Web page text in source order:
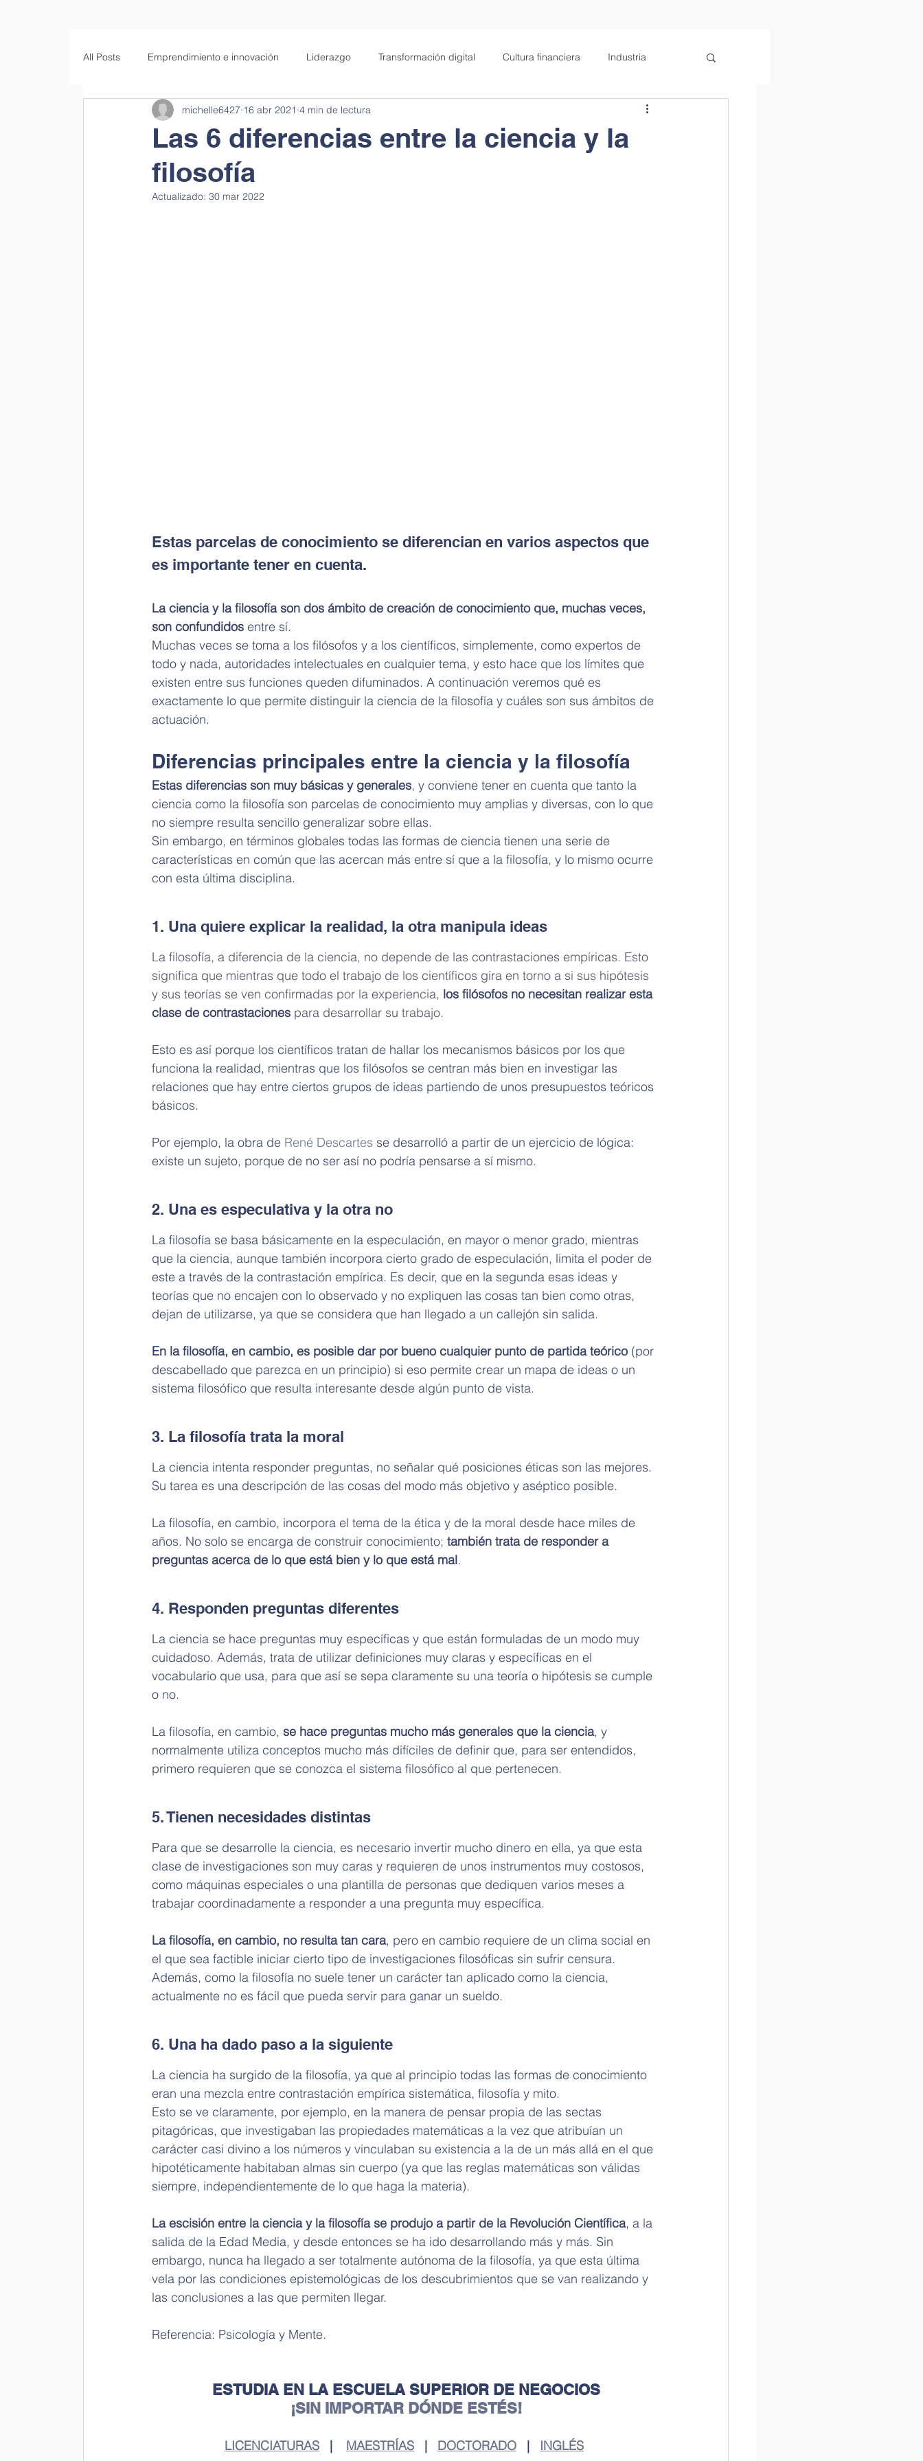
All Posts Emprendimiento e innovación Liderazgo Transformación digital Cultura financiera Industria
Empresas familiares Educación Salud Filosofía
Las 6 diferencias entre la ciencia y la
filosofía
michelle6427 16 abr 2021 4 min de lectura
Actualizado: 30 mar 2022
Estas parcelas de conocimiento se diferencian en varios aspectos que
es importante tener en cuenta.
La ciencia y la filosofía son dos ámbito de creación de conocimiento que, muchas veces,
son confundidos entre sí.
Muchas veces se toma a los filósofos y a los científicos, simplemente, como expertos de
todo y nada, autoridades intelectuales en cualquier tema, y esto hace que los límites que
existen entre sus funciones queden difuminados. A continuación veremos qué es
exactamente lo que permite distinguir la ciencia de la filosofía y cuáles son sus ámbitos de
actuación.
Diferencias principales entre la ciencia y la filosofía
Estas diferencias son muy básicas y generales, y conviene tener en cuenta que tanto la
ciencia como la filosofía son parcelas de conocimiento muy amplias y diversas, con lo que
no siempre resulta sencillo generalizar sobre ellas.
Sin embargo, en términos globales todas las formas de ciencia tienen una serie de
características en común que las acercan más entre sí que a la filosofía, y lo mismo ocurre
con esta última disciplina.
1. Una quiere explicar la realidad, la otra manipula ideas
La filosofía, a diferencia de la ciencia, no depende de las contrastaciones empíricas. Esto
significa que mientras que todo el trabajo de los científicos gira en torno a si sus hipótesis
y sus teorías se ven confirmadas por la experiencia, los filósofos no necesitan realizar esta
clase de contrastaciones para desarrollar su trabajo.
Esto es así porque los científicos tratan de hallar los mecanismos básicos por los que
funciona la realidad, mientras que los filósofos se centran más bien en investigar las
relaciones que hay entre ciertos grupos de ideas partiendo de unos presupuestos teóricos
básicos.
Por ejemplo, la obra de René Descartes se desarrolló a partir de un ejercicio de lógica:
existe un sujeto, porque de no ser así no podría pensarse a sí mismo.
2. Una es especulativa y la otra no
La filosofía se basa básicamente en la especulación, en mayor o menor grado, mientras
que la ciencia, aunque también incorpora cierto grado de especulación, limita el poder de
este a través de la contrastación empírica. Es decir, que en la segunda esas ideas y
teorías que no encajen con lo observado y no expliquen las cosas tan bien como otras,
dejan de utilizarse, ya que se considera que han llegado a un callejón sin salida.
En la filosofía, en cambio, es posible dar por bueno cualquier punto de partida teórico (por
descabellado que parezca en un principio) si eso permite crear un mapa de ideas o un
sistema filosófico que resulta interesante desde algún punto de vista.
3. La filosofía trata la moral
La ciencia intenta responder preguntas, no señalar qué posiciones éticas son las mejores.
Su tarea es una descripción de las cosas del modo más objetivo y aséptico posible.
La filosofía, en cambio, incorpora el tema de la ética y de la moral desde hace miles de
años. No solo se encarga de construir conocimiento; también trata de responder a
preguntas acerca de lo que está bien y lo que está mal.
4. Responden preguntas diferentes
La ciencia se hace preguntas muy específicas y que están formuladas de un modo muy
cuidadoso. Además, trata de utilizar definiciones muy claras y específicas en el
vocabulario que usa, para que así se sepa claramente su una teoría o hipótesis se cumple
o no.
La filosofía, en cambio, se hace preguntas mucho más generales que la ciencia, y
normalmente utiliza conceptos mucho más difíciles de definir que, para ser entendidos,
primero requieren que se conozca el sistema filosófico al que pertenecen.
5. Tienen necesidades distintas
Para que se desarrolle la ciencia, es necesario invertir mucho dinero en ella, ya que esta
clase de investigaciones son muy caras y requieren de unos instrumentos muy costosos,
como máquinas especiales o una plantilla de personas que dediquen varios meses a
trabajar coordinadamente a responder a una pregunta muy específica.
La filosofía, en cambio, no resulta tan cara, pero en cambio requiere de un clima social en
el que sea factible iniciar cierto tipo de investigaciones filosóficas sin sufrir censura.
Además, como la filosofía no suele tener un carácter tan aplicado como la ciencia,
actualmente no es fácil que pueda servir para ganar un sueldo.
6. Una ha dado paso a la siguiente
La ciencia ha surgido de la filosofía, ya que al principio todas las formas de conocimiento
eran una mezcla entre contrastación empírica sistemática, filosofía y mito.
Esto se ve claramente, por ejemplo, en la manera de pensar propia de las sectas
pitagóricas, que investigaban las propiedades matemáticas a la vez que atribuían un
carácter casi divino a los números y vinculaban su existencia a la de un más allá en el que
hipotéticamente habitaban almas sin cuerpo (ya que las reglas matemáticas son válidas
siempre, independientemente de lo que haga la materia).
La escisión entre la ciencia y la filosofía se produjo a partir de la Revolución Científica, a la
salida de la Edad Media, y desde entonces se ha ido desarrollando más y más. Sin
embargo, nunca ha llegado a ser totalmente autónoma de la filosofía, ya que esta última
vela por las condiciones epistemológicas de los descubrimientos que se van realizando y
las conclusiones a las que permiten llegar.
Referencia: Psicología y Mente.
ESTUDIA EN LA ESCUELA SUPERIOR DE NEGOCIOS
¡SIN IMPORTAR DÓNDE ESTÉS!
LICENCIATURAS
   |
MAESTRÍAS
   |
DOCTORADO
   |
INGLÉS